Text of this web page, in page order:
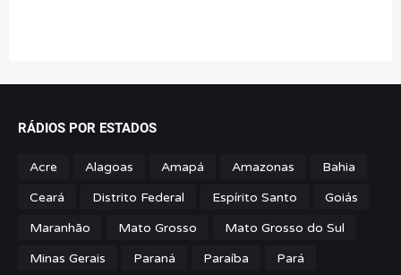
RÁDIOS POR ESTADOS
Acre Alagoas Amapá Amazonas
Bahia
Ceará
Distrito Federal Espírito Santo
Goiás
Maranhão
Mato Grosso
Mato Grosso do Sul
Minas Gerais
Paraná Paraíba
Pará